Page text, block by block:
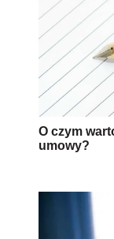
O czym
umowy?